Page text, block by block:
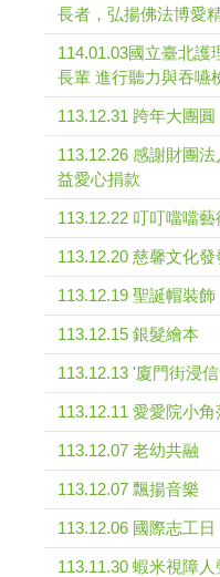
長者，弘揚佛法博愛
114.01.03國立臺北護
長輩 進行聽力與吞嚥
113.12.31 跨年大團圓
113.12.26 感謝財團
益愛心捐款
113.12.22 叮叮噹噹
113.12.20 慈馨文化
113.12.19 聖誕帽裝飾
113.12.15 銀髮繪本
113.12.13 '廈門街浸
113.12.11 愛愛院小角
113.12.07 老幼共融
113.12.07 飄揚音樂
113.12.06 國際志工日
113.11.30 蝦米視障人